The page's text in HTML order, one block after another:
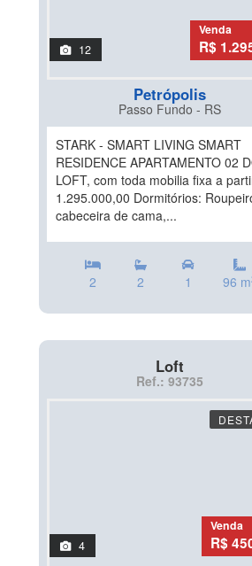
12
Venda
R$
Petrópolis
Passo Fundo - RS
STARK - SMART LIVING SMART
RESIDENCE APARTAMENTO 02
LOFT, com toda mobilia fixa a
1.295.000,00 Dormitórios:
cabeceira de cama,...
2 2 1 96 m
Loft
Ref.: 93735
4
Venda
R$